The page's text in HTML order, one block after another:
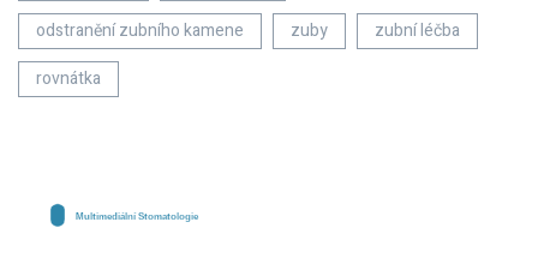
odstranění zubního kamene
zuby
zubní léčba
rovnátka